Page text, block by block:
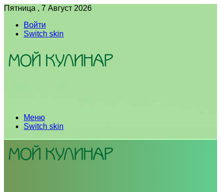
Пятница , 7 Август 2026
Войти
Switch skin
Меню
Switch skin